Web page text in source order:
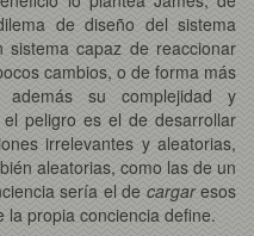
de diseño del sistema
sistema capaz de reaccionar
cambios, o de forma más
además su complejidad y
peligro es el de desarrollar
irrelevantes y aleatorias,
aleatorias, como las de un
sería el de cargaresos
propia conciencia define.